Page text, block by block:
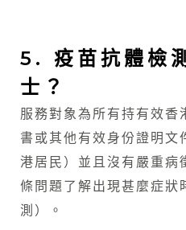
5. 疫苗抗體檢
士？
服務對象為所有持有效香
書或其他有效身份證明文
港居民）並且沒有嚴重病
條問題了解出現甚麼症狀
測）。